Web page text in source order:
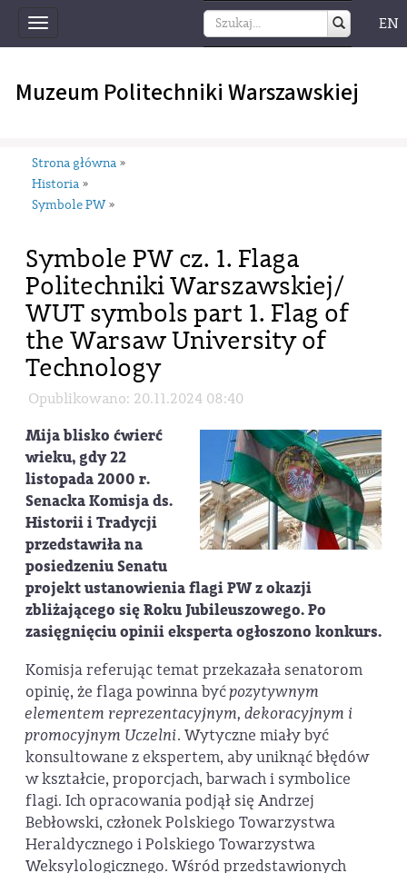
Toggle
navigation
EN
Muzeum Politechniki Warszawskiej
Strona główna »
Historia »
Symbole PW »
Symbole PW cz. 1. Flaga
Politechniki Warszawskiej/
WUT symbols part 1. Flag of
the Warsaw University of
Technology
Opublikowano: 20.11.2024 08:40
Mija blisko ćwierć
wieku, gdy 22
listopada 2000 r.
Senacka Komisja ds.
Historii i Tradycji
przedstawiła na
posiedzeniu Senatu
projekt ustanowienia flagi PW z okazji
zbliżającego się Roku Jubileuszowego. Po
zasięgnięciu opinii eksperta ogłoszono konkurs.
Komisja referując temat przekazała senatorom
opinię, że flaga powinna byćpozytywnym
elementem reprezentacyjnym, dekoracyjnym i
promocyjnym Uczelni. Wytyczne miały być
konsultowane z ekspertem, aby uniknąć błędów
w kształcie, proporcjach, barwach i symbolice
flagi. Ich opracowania podjął się Andrzej
Bebłowski, członek Polskiego Towarzystwa
Heraldycznego i Polskiego Towarzystwa
Weksylologicznego. Wśród przedstawionych